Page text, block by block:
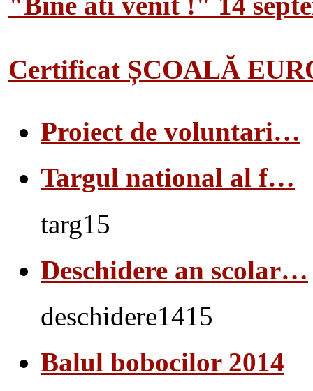
Certificat ȘCOALĂ
Proiect de voluntari…
Targul national al f…
targ15
Deschidere an scolar…
deschidere1415
Balul bobocilor 2014